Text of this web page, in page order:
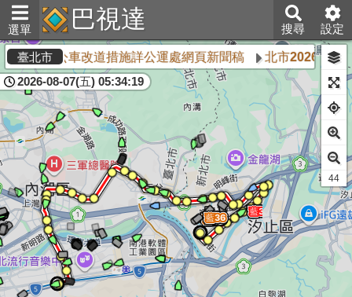
選單 巴視達 搜尋 設定
臺北市
案演習,公車改道措施詳公運處網頁新聞稿 北市2026城鎮
2026-08-07(五) 05:34:19
42